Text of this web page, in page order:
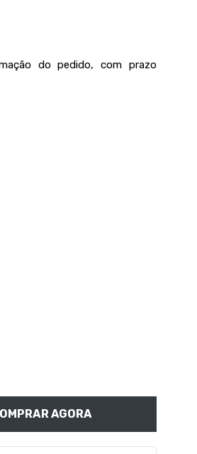
do pedido, com prazo
AGORA